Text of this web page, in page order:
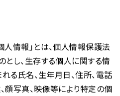
人情報」とは、個人情報保護法
とし、生存する個人に関する情
る氏名、生年月日、住所、電話
顔写真、映像等により特定の個